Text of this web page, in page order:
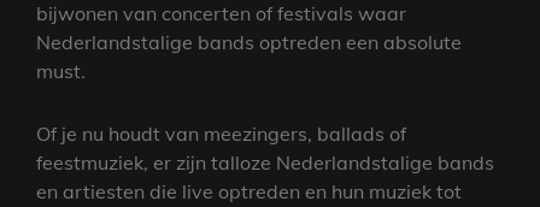
bijwonen van concerten of festivals waar
Nederlandstalige bands optreden een absolute
must.
Of je nu houdt van meezingers, ballads of
feestmuziek, er zijn talloze Nederlandstalige bands
en artiesten die live optreden en hun muziek tot